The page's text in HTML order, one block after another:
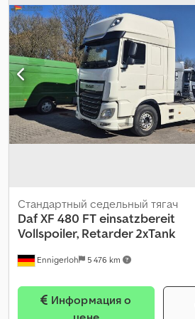
фильтр, электронная программа
Ennigerloh 5 476 km
Стандартный седельный тягач
DafXF 480 FT einsatzbereit
Vollspoiler, Retarder 2xTank